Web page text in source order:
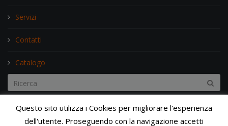
Servizi
Contatti
Catalogo
Search...
Questo sito utilizza i Cookies per migliorare l'esperienza
dell'utente. Proseguendo con la navigazione accetti